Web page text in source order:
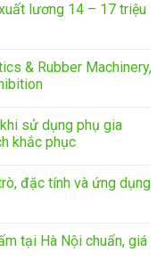
lương 14 – 17 triệu
& Rubber Machinery,
sử dụng phụ gia
khắc phục
đặc tính và ứng dụng
tại Hà Nội chuẩn, giá